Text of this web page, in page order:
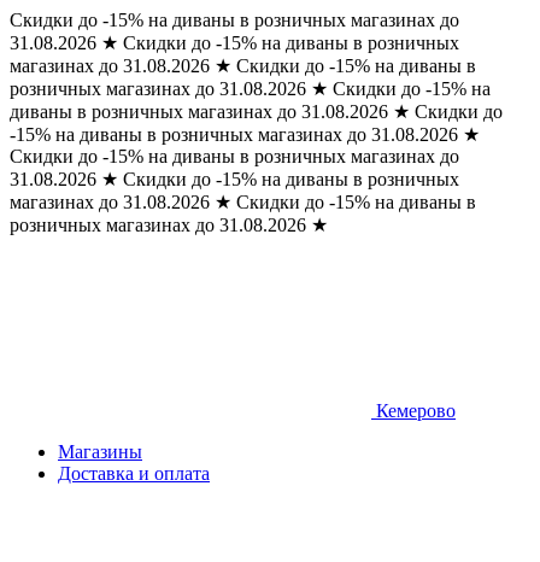
Скидки до -15% на диваны в розничных магазинах до
31.08.2026 ★ Скидки до -15% на диваны в розничных
магазинах до 31.08.2026 ★ Скидки до -15% на диваны в
розничных магазинах до 31.08.2026 ★ Скидки до -15% на
диваны в розничных магазинах до 31.08.2026 ★ Скидки до
-15% на диваны в розничных магазинах до 31.08.2026 ★
Скидки до -15% на диваны в розничных магазинах до
31.08.2026 ★ Скидки до -15% на диваны в розничных
магазинах до 31.08.2026 ★ Скидки до -15% на диваны в
розничных магазинах до 31.08.2026 ★
Кемерово
Магазины
Доставка и оплата